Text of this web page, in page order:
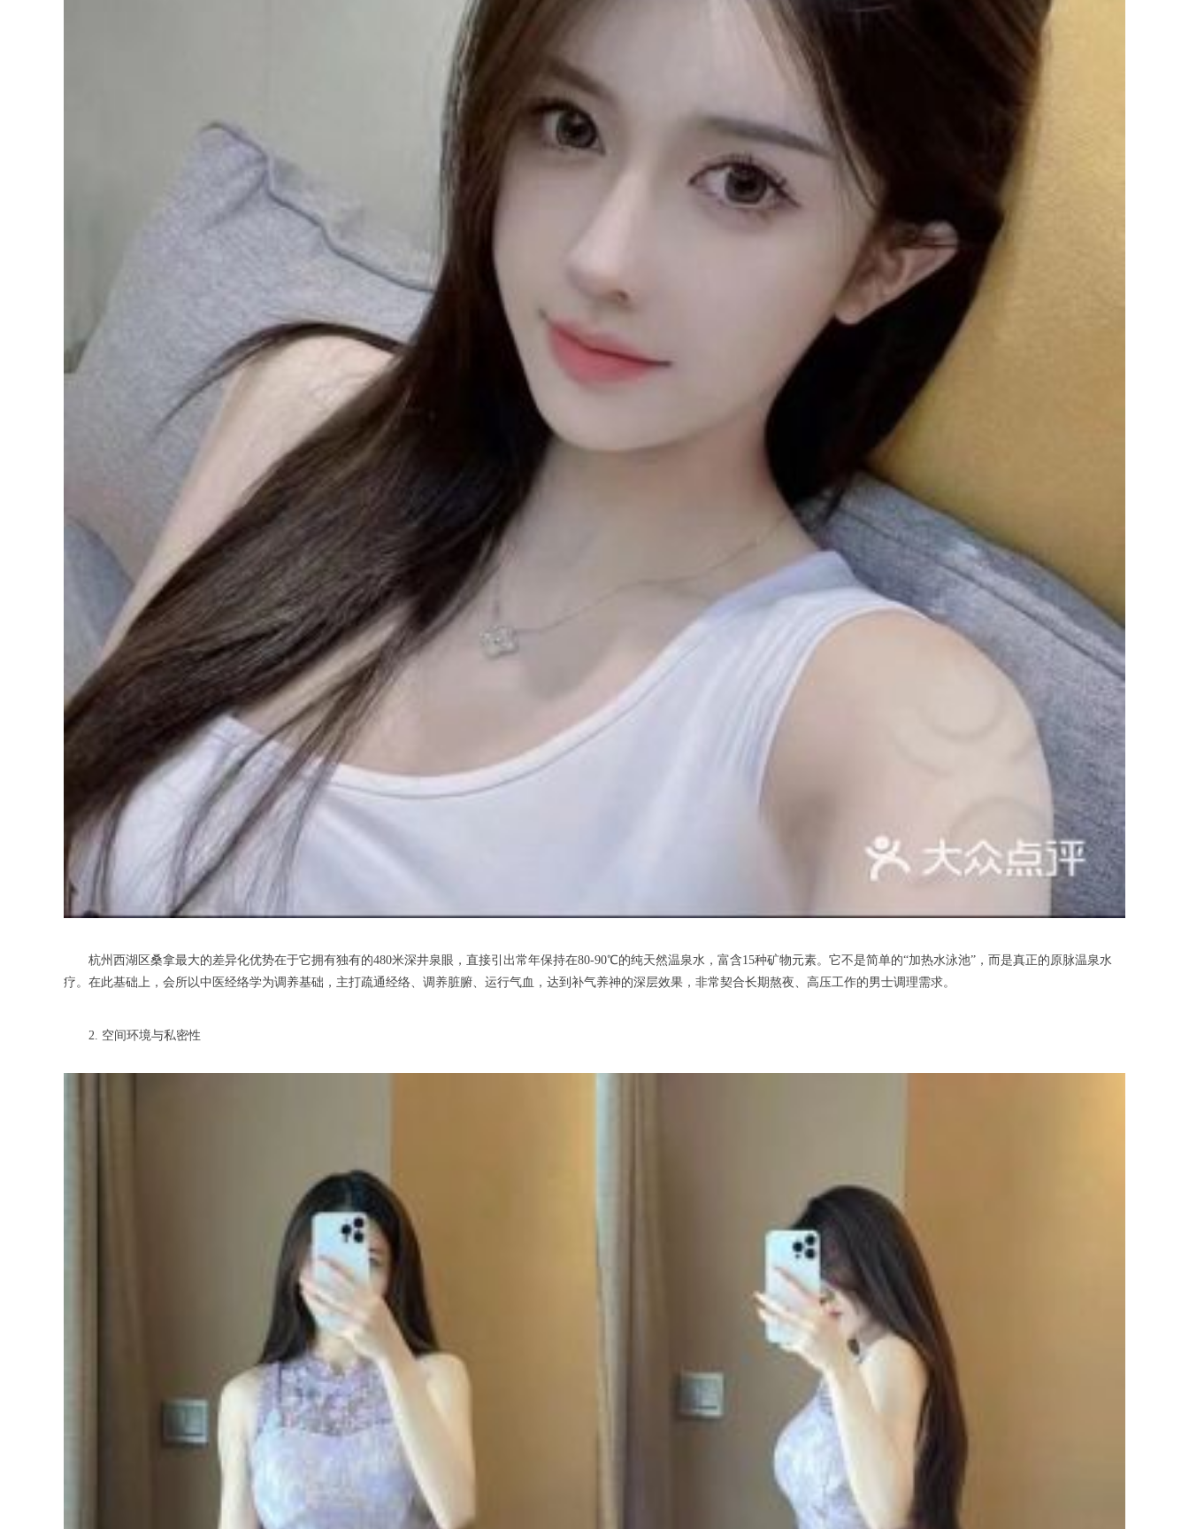
杭州西湖区桑拿最大的差异化优势在于它拥有独有的480米深井泉眼，直接引出常年保持在80-90℃的纯天然温泉水，富含15种矿物元素。它不是简单的“加热水泳池”，而是真正的原脉温泉水
疗。在此基础上，会所以中医经络学为调养基础，主打疏通经络、调养脏腑、运行气血，达到补气养神的深层效果，非常契合长期熬夜、高压工作的男士调理需求。
2. 空间环境与私密性